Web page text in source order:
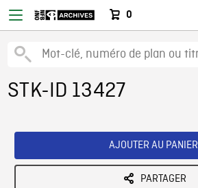
0
STK-ID 13427
AJOUTER AU PANIER
PARTAGER